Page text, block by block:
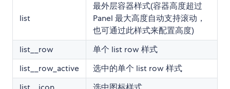
list
最外层容器样式(容器高度超过
Panel 最大高度自动支持滚动，
也可通过此样式来配置高度)
list__row
单个 list row 样式
list__row_active
选中的单个 list row 样式